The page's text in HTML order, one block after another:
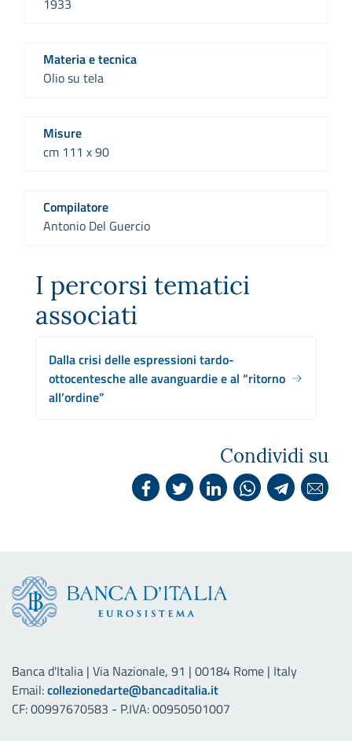
1933
Materia e tecnica
Olio su tela
Misure
cm 111 x 90
Compilatore
Antonio Del Guercio
I percorsi tematici
associati
Dalla crisi delle espressioni tardo-
ottocentesche alle avanguardie e al “ritorno
all’ordine”
Condividi su
Banca d'Italia | Via Nazionale, 91 | 00184 Rome | Italy
Email:collezionedarte@bancaditalia.it
CF: 00997670583 - P.IVA: 00950501007